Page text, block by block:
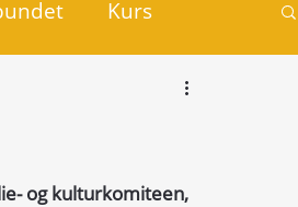
Kurs
og kulturkomiteen,